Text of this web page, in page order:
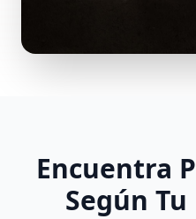
Encuentra
Según